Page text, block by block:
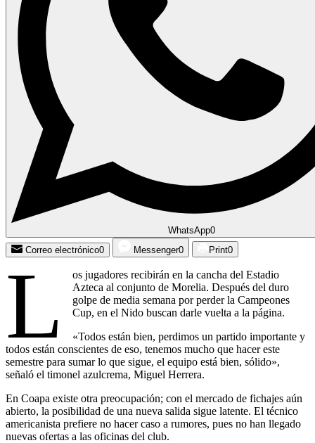
WhatsApp0
Correo electrónico0 Messenger0 Print0
L
os jugadores recibirán en la cancha del Estadio
Azteca al conjunto de Morelia. Después del duro
golpe de media semana por perder la Campeones
Cup, en el Nido buscan darle vuelta a la página.
«Todos están bien, perdimos un partido importante y
todos están conscientes de eso, tenemos mucho que hacer este
semestre para sumar lo que sigue, el equipo está bien, sólido»,
señaló el timonel azulcrema, Miguel Herrera.
En Coapa existe otra preocupación; con el mercado de fichajes aún
abierto, la posibilidad de una nueva salida sigue latente. El técnico
americanista prefiere no hacer caso a rumores, pues no han llegado
nuevas ofertas a las oficinas del club.